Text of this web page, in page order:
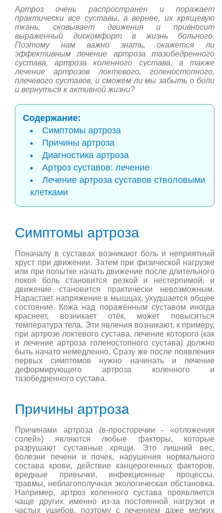
Артроз очень распространен и поражает
практически все суставы, а вернее, их хрящевую
ткань, сковывает движения и привносит
выраженный дискомфорт в жизнь больного.
Поэтому нам важно знать, окажется ли
эффективным лечение артроза тазобедренного
сустава, артроза коленного сустава, а также
лечение артрозов локтевого, голеностопного,
плечевого суставов, и сможем ли мы забыть о боли
и вернуться к активной жизни?
Содержание:
Симптомы артроза
Причины артроза
Диагностика артроза
Артроз суставов: лечение
Лечение артроза суставов стволовыми
клетками
Симптомы артроза
Поначалу в суставах возникают боль и неприятный
хруст при движении. Затем при физической нагрузке
или при попытке начать движение после длительного
покоя боль становится резкой и нестерпимой, и
движение становится практически невозможным.
Нарастает напряжение в мышцах, ухудшается общее
состояние. Кожа над поражённым суставом иногда
краснеет, возникает отёк, может повыситься
температура тела. Эти явления возникают, к примеру,
при артрозе локтевого сустава, лечение которого (как
и лечение артроза голеностопного сустава) должно
быть начато немедленно. Сразу же после появления
первых симптомов нужно начинать и лечение
деформирующего артроза коленного и
тазобедренного сустава.
Причины артроза
Причинами артроза (в-просторечии - «отложения
солей») являются любые факторы, которые
разрушают суставные хрящи. Это лишний вес,
болезни печени и почек, нарушения нормального
состава крови, действие канцерогенных факторов,
вредные привычки, инфекционные процессы,
травмы, неблагополучная экологическая обстановка.
Например, артроз коленного сустава проявляется
чаще других именно из-за постоянной нагрузки и
частых ушибов, поэтому с лечением даже мелких